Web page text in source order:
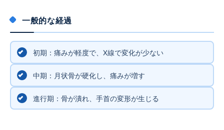
一般的な経過
初期：痛みが軽度で、X線で変化が少ない
中期：月状骨が硬化し、痛みが増す
進行期：骨が潰れ、手首の変形が生じる